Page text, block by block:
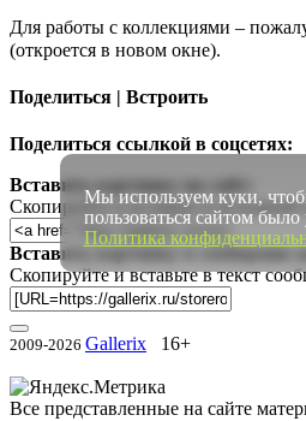
Для работы с коллекциями –
(откроется в новом окне).
Поделиться | Встроить
Поделиться ссылкой в соцсетях:
Вставить картинку на сайт:
Скопируйте и вставьте в исходный
Вставить картинку в сообщение
Скопируйте и вставьте в текст
2009-2026 Gallerix 16+
Все представленные на сайте
Мы используем куки,
пользоваться сайтом было
Политика